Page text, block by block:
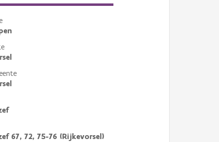
67, 72, 75-76 (Rijkevorsel)